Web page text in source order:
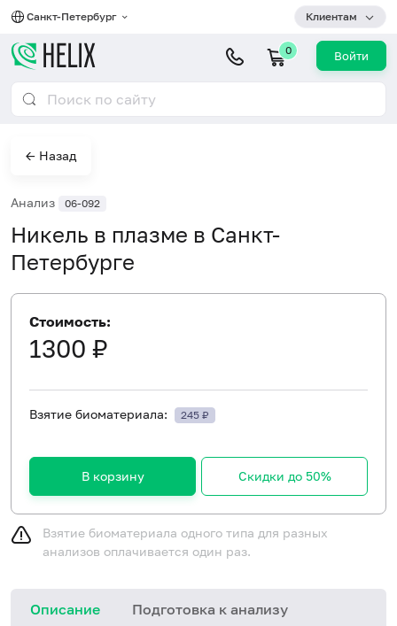
Санкт-Петербург Клиентам
0 Войти
← Назад
Анализ 06-092
Никель в плазме в Санкт-
Петербурге
Стоимость:
1300 ₽
Взятие биоматериала: 245 ₽
В корзину Скидки до 50%
Взятие биоматериала одного типа для разных
анализов оплачивается один раз.
Описание Подготовка к анализу